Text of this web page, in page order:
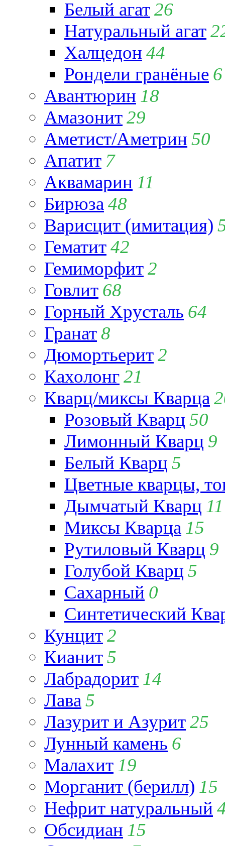
Белый агат26
Натуральный агат
Халцедон 44
Рондели гранёные 6
Авантюрин 18
Амазонит29
Аметист/Аметрин 50
Апатит 7
Аквамарин 11
Бирюза 48
Варисцит (имитация)
Гематит42
Гемиморфит2
Говлит 68
Горный Хрусталь 64
Гранат8
Дюмортьерит2
Кахолонг21
Кварц/миксы Кварца
Розовый Кварц 50
Лимонный Кварц 9
Белый Кварц 5
Цветные кварцы,
Дымчатый Кварц 11
Миксы Кварца 15
Рутиловый Кварц 9
Голубой Кварц 5
Сахарный 0
Синтетический
Кунцит2
Кианит5
Лабрадорит 14
Лава 5
Лазурит и Азурит25
Лунный камень 6
Малахит 19
Морганит (берилл) 15
Нефрит натуральный
Обсидиан 15